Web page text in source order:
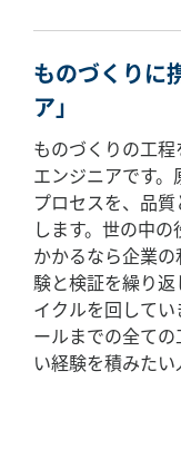
ものづくりに
ア」
ものづくりの工
エンジニアです
プロセスを、品
します。世の中
かかるなら企業
験と検証を繰り
イクルを回して
ールまでの全て
い経験を積みたい